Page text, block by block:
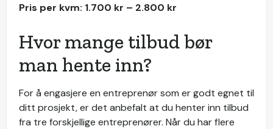
Pris per kvm: 1.700 kr – 2.800 kr
Hvor mange tilbud bør
man hente inn?
For å engasjere en entreprenør som er godt egnet til
ditt prosjekt, er det anbefalt at du henter inn tilbud
fra tre forskjellige entreprenører. Når du har flere